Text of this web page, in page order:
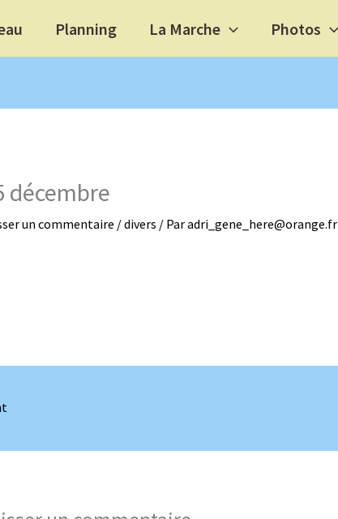
Planning La Marche Photos
décembre
un commentaire /divers / Paradri_gene_here@orange.fr